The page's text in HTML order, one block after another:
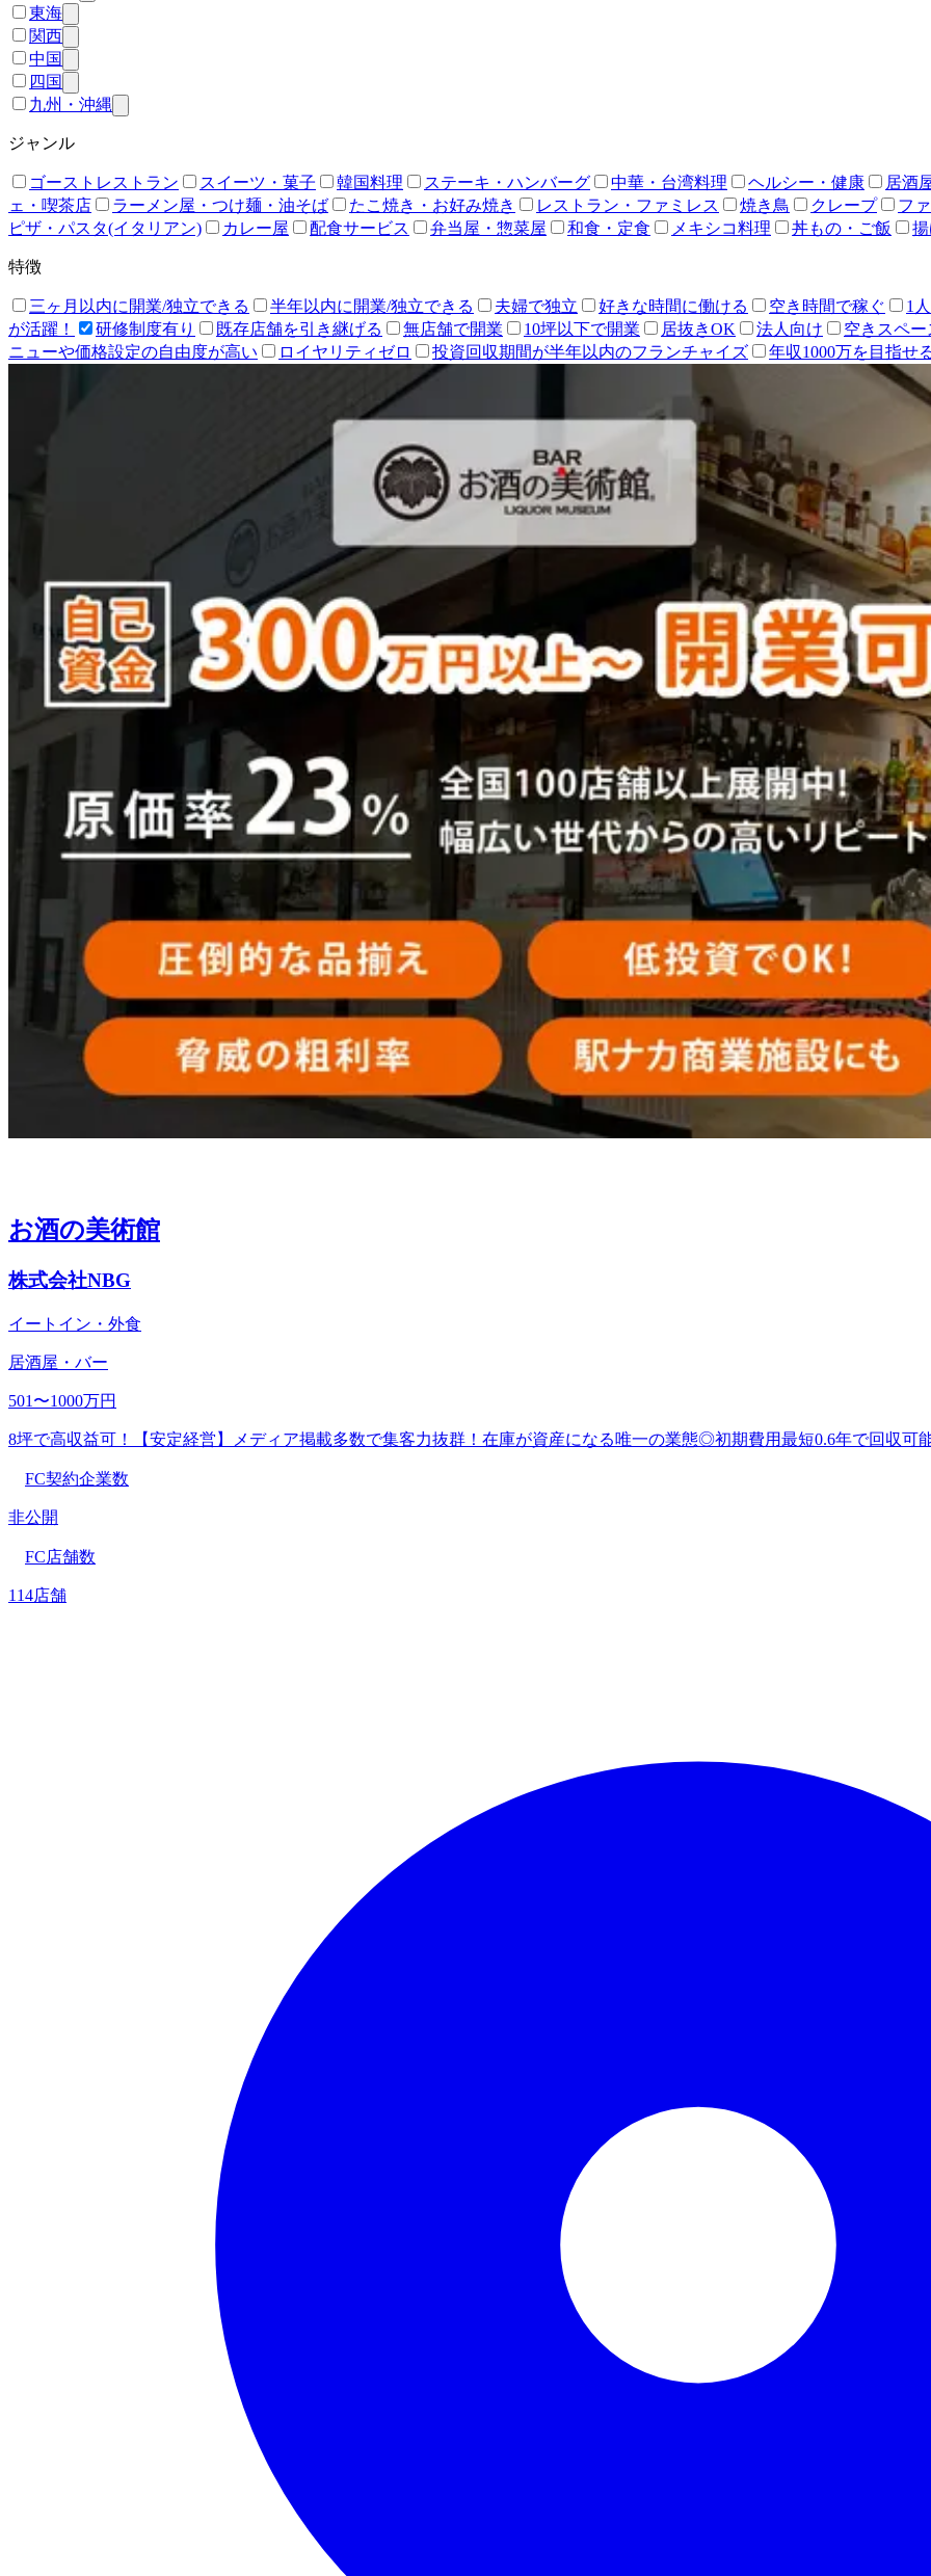
東海
関西
中国
四国
九州・沖縄
ジャンル
ゴーストレストラン スイーツ・菓子 韓国料理 ステーキ・ハンバーグ 中華・台湾料理 ヘルシー・健康
居酒
ェ・喫茶店
ラーメン屋・つけ麺・油そば たこ焼き・お好み焼き レストラン・ファミレス 焼き鳥 クレープ
フ
ピザ・パスタ(イタリアン)
カレー屋 配食サービス 弁当屋・惣菜屋 和食・定食 メキシコ料理 丼もの・ご飯
特徴
三ヶ月以内に開業/独立できる 半年以内に開業/独立できる 夫婦で独立 好きな時間に働ける 空き時間で稼ぐ
1
が活躍！
研修制度有り 既存店舗を引き継げる 無店舗で開業 10坪以下で開業 居抜きOK 法人向け
空きスペ
ニューや価格設定の自由度が高い
ロイヤリティゼロ 投資回収期間が半年以内のフランチャイズ 年収1000万を目指せ
お酒の美術館
株式会社NBG
イートイン・外食
居酒屋・バー
501〜1000万円
8坪で高収益可！【安定経営】メディア掲載多数で集客力抜群！在庫が資産になる唯一の業態◎初期費用最短0.6年で回収可
FC契約企業数
非公開
FC店舗数
114店舗